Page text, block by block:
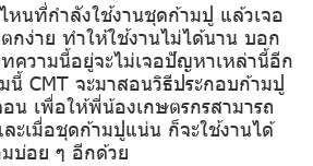
หนที่กำลังใช้งานชุดก้ามปู แล้วเจอ
ง่าย ทำให้ใช้งานไม่ได้นาน บอก
ความนี้อยู่จะไม่เจอปัญหาเหล่านี้อีก
นี้ CMT จะมาสอนวิธีประกอบก้ามปู
น เพื่อให้พี่น้องเกษตรกรสามารถ
ะเมื่อชุดก้ามปูแน่น ก็จะใช้งานได้
บ่อย ๆ อีกด้วย